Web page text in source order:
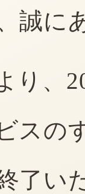
誠に
り、
スの
了い